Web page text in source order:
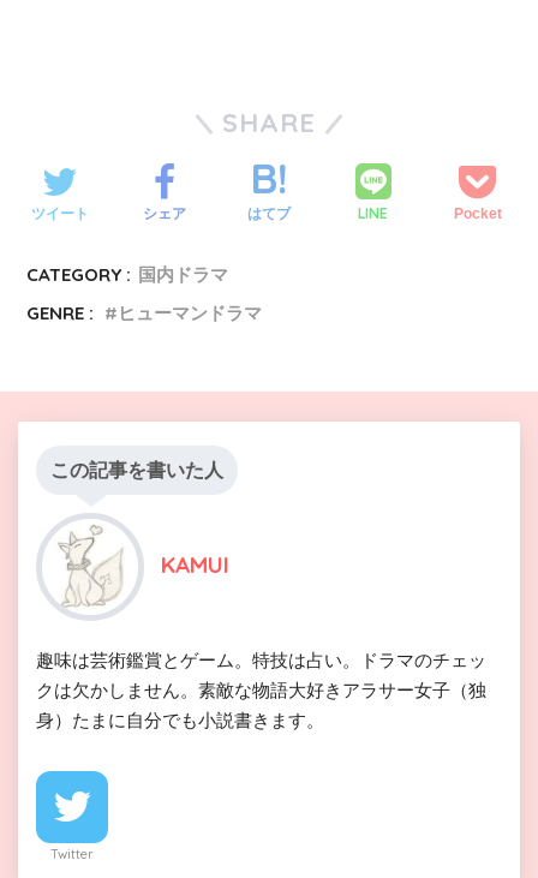
SHARE
ツイート シェア はてブ LINE Pocket
CATEGORY : 国内ドラマ
GENRE :
ヒューマンドラマ
この記事を書いた人
KAMUI
趣味は芸術鑑賞とゲーム。特技は占い。ドラマのチェッ
クは欠かしません。素敵な物語大好きアラサー女子（独
身）たまに自分でも小説書きます。
Twitter